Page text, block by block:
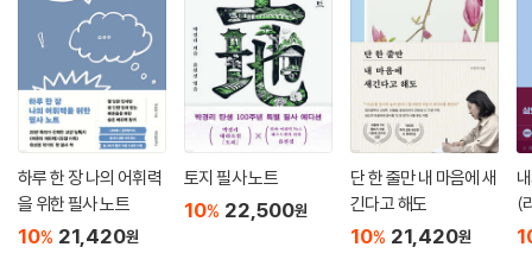
11부_ 자기소개와 발표, 면접 비법
자기소개 1분 스피치, 5분 스피치 _328
강의하기: 20분, 40분, 60분 _332
발표를 어떻게 잘할 것인가? _335
면접 성공을 위한 준비 방법 _337
면접 성공을 위한 노하우 _340
두 손을 모으고 필요할 때 제스처를 쓰라 _343
오프닝과 클로징: 말을 열고 닫는 스피치비법 _346
특히 저자는 언론계에서 남들이 해보지 못한 다양한 경험을 해왔다. 보도
국과 편집국에서 정치부, 경제부, 사회부, 국제부, 문화부, 체육부, 기획취
재팀 등 모든 부서에서 다양한 출입처를 오가며 온갖 현안에 대한 다양한
기사를 써왔다. 청와대 출입기자, 정부부처와 국회 출입기자 등 다양한 출
입처에서 국민들의 관심과 호기심을 충족시키고 잘못된 정책을 비판하기
위한 다양한 보도를 했다. 또 신문사, TV와 라디오 방송국, 영어방송국, 통
신사, 인터넷언론사, 한국기자협회, 유튜브 등 모든 종류의 언론매체를 다
경험하고 직접 취재보도 업무에 종사했다. 역마살이 있는지 모르겠지만,
사회 전반의 모든 일을 경험했다는 점에서 그 소중한 경험이 이 책에 모두
하루 한 장 나의 어휘력
을 위한 필사 노트
10% 21,420원
토지 필사 노트
10% 22,500원
단 한 줄만 내 마음에 새
긴다고 해도
10% 21,420원
(